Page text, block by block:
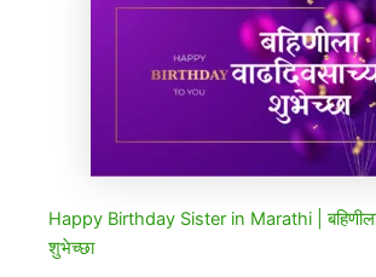
Happy Birthday Sister in Marathi |​ बहिणीला
शुभेच्छा